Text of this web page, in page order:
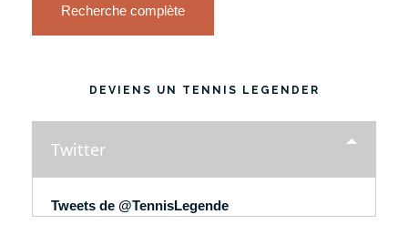
Recherche complète
DEVIENS UN TENNIS LEGENDER
Twitter
Tweets de @TennisLegende